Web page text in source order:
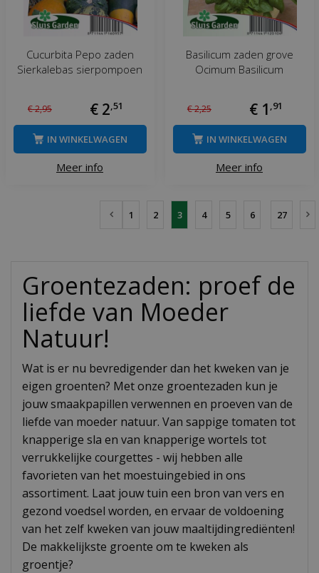
Cucurbita Pepo zaden
Sierkalebas sierpompoen
€2,95 € 2 51
Meer info
IN WINKELWAGEN
Basilicum zaden grove
Ocimum Basilicum
€2,25 € 1 91
Meer info
IN WINKELWAGEN
1 2 3 4 5 6 27
Groentezaden: proef de
liefde van Moeder
Natuur!
Wat is er nu bevredigender dan het kweken van je
eigen groenten? Met onze groentezaden kun je
jouw smaakpapillen verwennen en proeven van de
liefde van moeder natuur. Van sappige tomaten tot
knapperige sla en van knapperige wortels tot
verrukkelijke courgettes - wij hebben alle
favorieten van het moestuingebied in ons
assortiment. Laat jouw tuin een bron van vers en
gezond voedsel worden, en ervaar de voldoening
van het zelf kweken van jouw maaltijdingrediënten!
De makkelijkste groente om te kweken als
groentje?